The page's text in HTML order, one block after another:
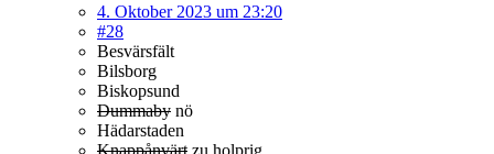
4. Oktober 2023 um 23:20
#28
Besvärsfält
Bilsborg
Biskopsund
Dummaby nö
Hädarstaden
Knappånvärt zu holprig